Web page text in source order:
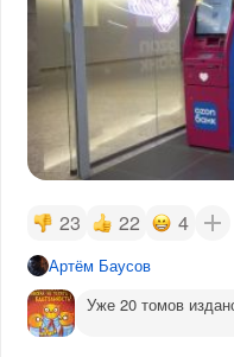
23 22 4
Артём Баусов
Уже 20 томов